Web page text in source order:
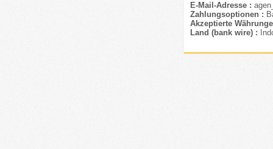
E-Mail-Adresse :
Zahlungsoptionen :
Akzeptierte
Land (bank wire) :